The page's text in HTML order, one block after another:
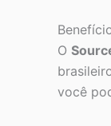
O
você